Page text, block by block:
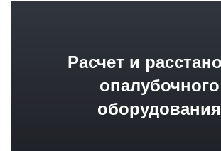
Расчет и
опалубочного
оборудования